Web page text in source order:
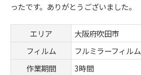
ったです。ありがとうございました。
エリア
大阪府吹田市
フィルム
フルミラーフィルム
作業期間
3時間